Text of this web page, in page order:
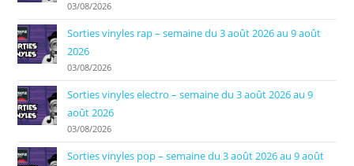
03/08/2026
Sorties vinyles rap – semaine du 3 août 2026 au 9 août
2026
03/08/2026
Sorties vinyles electro – semaine du 3 août 2026 au 9
août 2026
03/08/2026
Sorties vinyles pop – semaine du 3 août 2026 au 9 août